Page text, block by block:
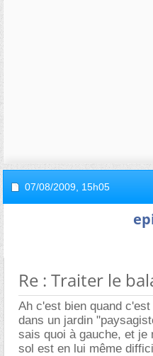
07/08/2009, 15h05
Re : Traiter le
Ah c'est bien quand
dans un jardin
sais quoi à gauche, et je
sol est en lui même